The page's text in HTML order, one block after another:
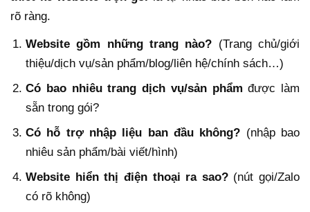
rõ ràng.
Website gồm những trang nào? (Trang chủ/giới
thiệu/dịch vụ/sản phẩm/blog/liên hệ/chính sách…)
Có bao nhiêu trang dịch vụ/sản phẩm được làm
sẵn trong gói?
Có hỗ trợ nhập liệu ban đầu không? (nhập bao
nhiêu sản phẩm/bài viết/hình)
Website hiển thị điện thoại ra sao?(nút gọi/Zalo
có rõ không)